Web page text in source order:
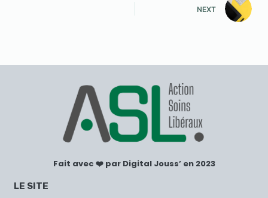
NEXT
Fait avec ❤️ par Digital Jouss’ en 2023
LE SITE